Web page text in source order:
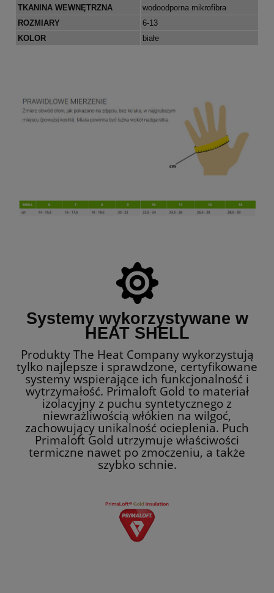
TKANINA WEWNĘTRZNA
wodoodporna mikrofibra
ROZMIARY
6-13
KOLOR
białe
Systemy wykorzystywane w
HEAT SHELL
Produkty The Heat Company wykorzystują
tylko najlepsze i sprawdzone, certyfikowane
systemy wspierające ich funkcjonalność i
wytrzymałość. Primaloft Gold to materiał
izolacyjny z puchu syntetycznego z
niewrażliwością włókien na wilgoć,
zachowujący unikalność ocieplenia. Puch
Primaloft Gold utrzymuje właściwości
termiczne nawet po zmoczeniu, a także
szybko schnie.